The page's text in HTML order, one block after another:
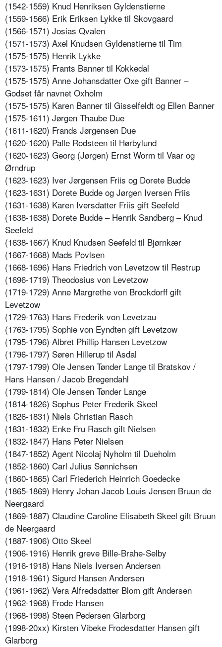
(1542-1559) Knud Henriksen Gyldenstierne
(1559-1566) Erik Eriksen Lykke til Skovgaard
(1566-1571) Josias Qvalen
(1571-1573) Axel Knudsen Gyldenstierne til Tim
(1575-1575) Henrik Lykke
(1573-1575) Frants Banner til Kokkedal
(1575-1575) Anne Johansdatter Oxe gift Banner –
Godset får navnet Oxholm
(1575-1575) Karen Banner til Gisselfeldt og Ellen Banner
(1575-1611) Jørgen Thaube Due
(1611-1620) Frands Jørgensen Due
(1620-1620) Palle Rodsteen til Hørbylund
(1620-1623) Georg (Jørgen) Ernst Worm til Vaar og
Ørndrup
(1623-1623) Iver Jørgensen Friis og Dorete Budde
(1623-1631) Dorete Budde og Jørgen Iversen Friis
(1631-1638) Karen Iversdatter Friis gift Seefeld
(1638-1638) Dorete Budde – Henrik Sandberg – Knud
Seefeld
(1638-1667) Knud Knudsen Seefeld til Bjørnkær
(1667-1668) Mads Povlsen
(1668-1696) Hans Friedrich von Levetzow til Restrup
(1696-1719) Theodosius von Levetzow
(1719-1729) Anne Margrethe von Brockdorff gift
Levetzow
(1729-1763) Hans Frederik von Levetzau
(1763-1795) Sophie von Eyndten gift Levetzow
(1795-1796) Albret Phillip Hansen Levetzow
(1796-1797) Søren Hillerup til Asdal
(1797-1799) Ole Jensen Tønder Lange til Bratskov /
Hans Hansen / Jacob Bregendahl
(1799-1814) Ole Jensen Tønder Lange
(1814-1826) Sophus Peter Frederik Skeel
(1826-1831) Niels Christian Rasch
(1831-1832) Enke Fru Rasch gift Nielsen
(1832-1847) Hans Peter Nielsen
(1847-1852) Agent Nicolaj Nyholm til Dueholm
(1852-1860) Carl Julius Sønnichsen
(1860-1865) Carl Friederich Heinrich Goedecke
(1865-1869) Henry Johan Jacob Louis Jensen Bruun de
Neergaard
(1869-1887) Claudine Caroline Elisabeth Skeel gift Bruun
de Neergaard
(1887-1906) Otto Skeel
(1906-1916) Henrik greve Bille-Brahe-Selby
(1916-1918) Hans Niels Iversen Andersen
(1918-1961) Sigurd Hansen Andersen
(1961-1962) Vera Alfredsdatter Blom gift Andersen
(1962-1968) Frode Hansen
(1968-1998) Steen Pedersen Glarborg
(1998-20xx) Kirsten Vibeke Frodesdatter Hansen gift
Glarborg